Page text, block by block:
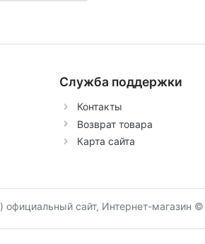
Служба поддержки
Контакты
Возврат товара
Карта сайта
официальный сайт, Интернет-магазин